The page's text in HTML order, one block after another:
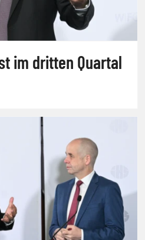
im dritten Quartal